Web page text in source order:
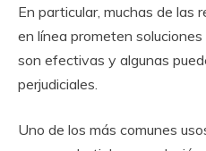
En particular, muchas de las
en línea prometen soluciones
son efectivas y algunas
perjudiciales.
Uno de los más comunes